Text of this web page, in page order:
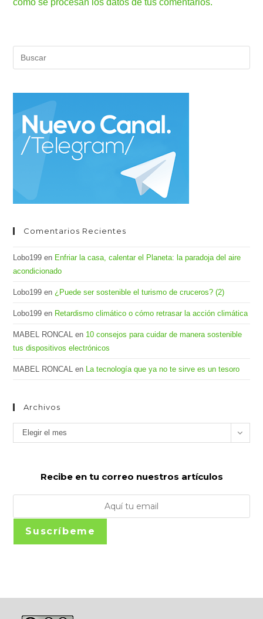
cómo se procesan los datos de tus comentarios.
Comentarios Recientes
Lobo199 en Enfriar la casa, calentar el Planeta: la paradoja del aire
acondicionado
Lobo199 en¿Puede ser sostenible el turismo de cruceros? (2)
Lobo199 en Retardismo climático o cómo retrasar la acción climática
MABEL RONCAL en 10 consejos para cuidar de manera sostenible
tus dispositivos electrónicos
MABEL RONCAL en La tecnología que ya no te sirve es un tesoro
Archivos
Archivos
Elegir el mes
Recibe en tu correo nuestros artículos
Suscríbeme